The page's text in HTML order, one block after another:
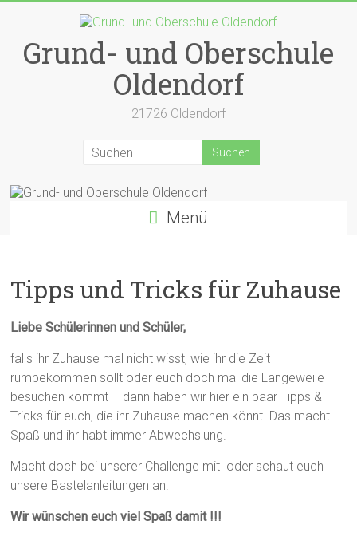
springenGrund- und Oberschule
Oldendorf
21726 Oldendorf
Menü
Tipps und Tricks für Zuhause
Liebe Schülerinnen und Schüler,
falls ihr Zuhause mal nicht wisst, wie ihr die Zeit
rumbekommen sollt oder euch doch mal die Langeweile
besuchen kommt – dann haben wir hier ein paar Tipps &
Tricks für euch, die ihr Zuhause machen könnt. Das macht
Spaß und ihr habt immer Abwechslung.
Macht doch bei unserer Challenge mit oder schaut euch
unsere Bastelanleitungen an.
Wir wünschen euch viel Spaß damit !!!